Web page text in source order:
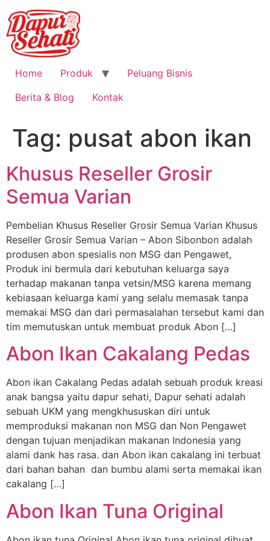
Home Produk
Peluang Bisnis
Berita & Blog
Kontak
Tag: pusat abon ikan
Khusus Reseller Grosir
Semua Varian
Pembelian Khusus Reseller Grosir Semua Varian Khusus
Reseller Grosir Semua Varian – Abon Sibonbon adalah
produsen abon spesialis non MSG dan Pengawet,
Produk ini bermula dari kebutuhan keluarga saya
terhadap makanan tanpa vetsin/MSG karena memang
kebiasaan keluarga kami yang selalu memasak tanpa
memakai MSG dan dari permasalahan tersebut kami dan
tim memutuskan untuk membuat produk Abon […]
Abon Ikan Cakalang Pedas
Abon ikan Cakalang Pedas adalah sebuah produk kreasi
anak bangsa yaitu dapur sehati, Dapur sehati adalah
sebuah UKM yang mengkhususkan diri untuk
memproduksi makanan non MSG dan Non Pengawet
dengan tujuan menjadikan makanan Indonesia yang
alami dank has rasa. dan Abon ikan cakalang ini terbuat
dari bahan bahan dan bumbu alami serta memakai ikan
cakalang […]
Abon Ikan Tuna Original